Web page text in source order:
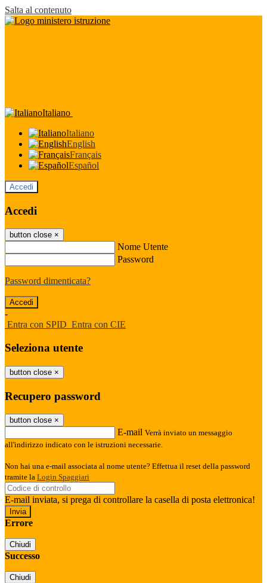
Salta al contenuto
Italiano
Italiano
English
Français
Español
Accedi
Accedi
button close ×
Nome Utente
Password
Password dimenticata?
-
Entra con SPID Entra con CIE
Seleziona utente
button close ×
Recupero password
button close ×
E-mail Verrà inviato un messaggio
all'indirizzo indicato con le istruzioni necessarie.
Non hai una e-mail associata al nome utente? Effettua il reset della password
tramite la Login Spaggiari
E-mail inviata, si prega di controllare la casella di posta elettronica!
Errore
Chiudi
Successo
Chiudi